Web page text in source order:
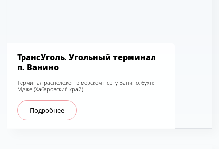
ТрансУголь. Угольный терминал
п. Ванино
Терминал расположен в морском порту Ванино, бухте
Мучке (Хабаровский край).
Подробнее